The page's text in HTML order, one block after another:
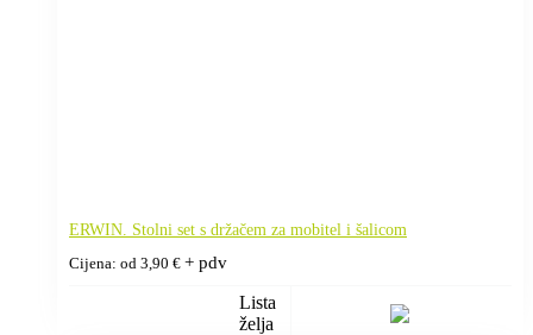
ERWIN. Stolni set s držačem za mobitel i šalicom
Cijena: od 3,90 € + pdv
Lista
želja